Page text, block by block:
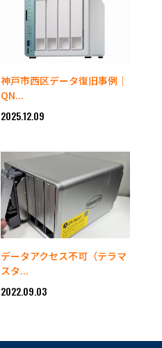
神戸市西区データ復旧事例｜
QN...
2025.12.09
データアクセス不可（テラマ
スタ...
2022.09.03